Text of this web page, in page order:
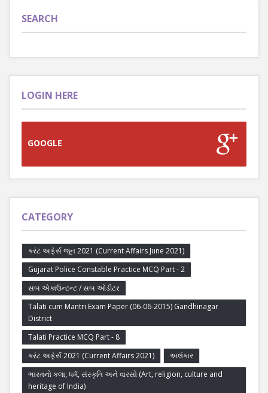
SEARCH
LOGIN HERE
GOOGLE
CATEGORY
કરંટ અફેર્સ જૂન 2021 (Current Affairs June 2021)
Gujarat Police Constable Practice MCQ Part - 2
સબ એકાઉન્ટન્ટ / સબ ઓડીટર
Talati cum Mantri Exam Paper (06-06-2015) Gandhinagar
District
Talati Practice MCQ Part - 8
કરંટ અફેર્સ 2021 (Current Affairs 2021)
અલંકાર
ભારતનો કલા, ધર્મ, સંસ્કૃતિ અને વારસો (Art, religion, culture and
heritage of India)